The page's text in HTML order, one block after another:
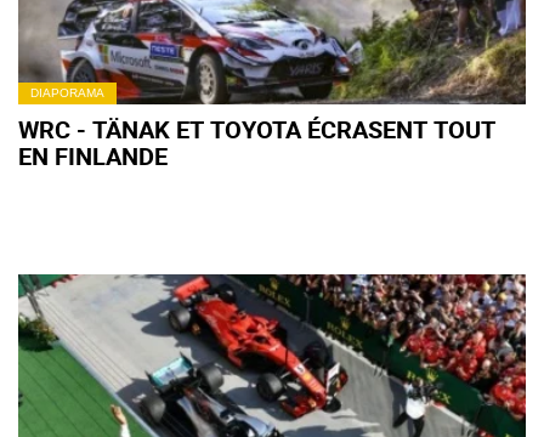
DIAPORAMA
WRC - TÄNAK ET TOYOTA ÉCRASENT TOUT
EN FINLANDE